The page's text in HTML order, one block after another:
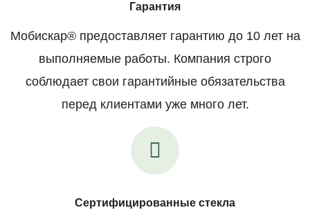
Гарантия
Мобискар® предоставляет гарантию до 10 лет на
выполняемые работы. Компания строго
соблюдает свои гарантийные обязательства
перед клиентами уже много лет.
Сертифицированные стекла